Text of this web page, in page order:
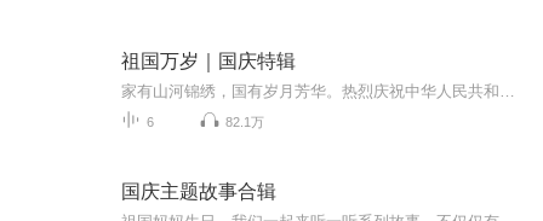
祖国万岁｜国庆特辑
6 82.1万
国庆主题故事合辑